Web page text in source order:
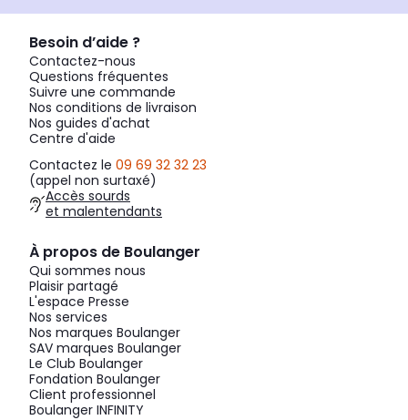
Besoin d’aide ?
Contactez-nous
Questions fréquentes
Suivre une commande
Nos conditions de livraison
Nos guides d'achat
Centre d'aide
Contactez le 09 69 32 32 23
(appel non surtaxé)
Accès sourds
et malentendants
À propos de Boulanger
Qui sommes nous
Plaisir partagé
L'espace Presse
Nos services
Nos marques Boulanger
SAV marques Boulanger
Le Club Boulanger
Fondation Boulanger
Client professionnel
Boulanger INFINITY